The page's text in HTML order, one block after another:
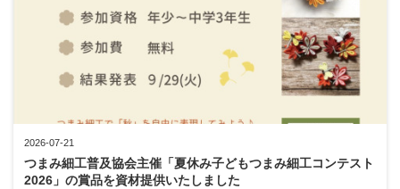
2026-07-21
つまみ細工普及協会主催「夏休み子どもつまみ細工コンテスト
2026」の賞品を資材提供いたしました